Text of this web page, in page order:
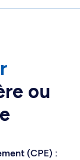
ou
(CPE) :